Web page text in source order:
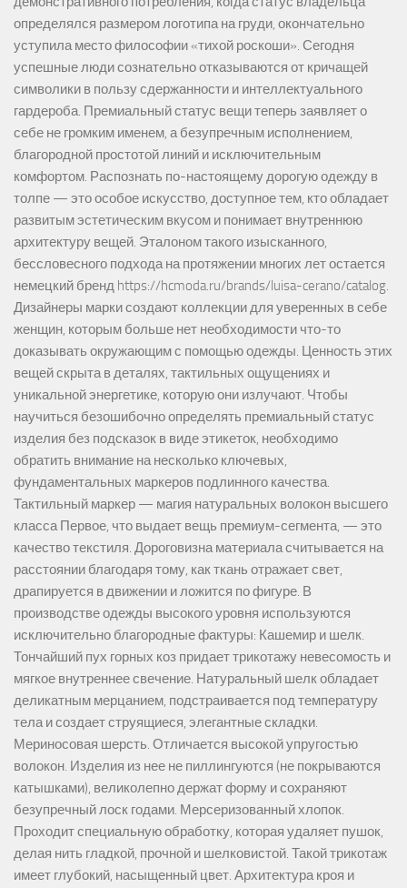
определялся размером логотипа на груди, окончательно
уступила место философии «тихой роскоши». Сегодня
успешные люди сознательно отказываются от кричащей
символики в пользу сдержанности и интеллектуального
гардероба. Премиальный статус вещи теперь заявляет о
себе не громким именем, а безупречным исполнением,
благородной простотой линий и исключительным
комфортом. Распознать по-настоящему дорогую одежду в
толпе — это особое искусство, доступное тем, кто обладает
развитым эстетическим вкусом и понимает внутреннюю
архитектуру вещей. Эталоном такого изысканного,
бессловесного подхода на протяжении многих лет остается
немецкий бренд https://hcmoda.ru/brands/luisa-cerano/catalog.
Дизайнеры марки создают коллекции для уверенных в себе
женщин, которым больше нет необходимости что-то
доказывать окружающим с помощью одежды. Ценность этих
вещей скрыта в деталях, тактильных ощущениях и
уникальной энергетике, которую они излучают. Чтобы
научиться безошибочно определять премиальный статус
изделия без подсказок в виде этикеток, необходимо
обратить внимание на несколько ключевых,
фундаментальных маркеров подлинного качества.
Тактильный маркер — магия натуральных волокон высшего
класса Первое, что выдает вещь премиум-сегмента, — это
качество текстиля. Дороговизна материала считывается на
расстоянии благодаря тому, как ткань отражает свет,
драпируется в движении и ложится по фигуре. В
производстве одежды высокого уровня используются
исключительно благородные фактуры: Кашемир и шелк.
Тончайший пух горных коз придает трикотажу невесомость и
мягкое внутреннее свечение. Натуральный шелк обладает
деликатным мерцанием, подстраивается под температуру
тела и создает струящиеся, элегантные складки.
Мериносовая шерсть. Отличается высокой упругостью
волокон. Изделия из нее не пиллингуются (не покрываются
катышками), великолепно держат форму и сохраняют
безупречный лоск годами. Мерсеризованный хлопок.
Проходит специальную обработку, которая удаляет пушок,
делая нить гладкой, прочной и шелковистой. Такой трикотаж
имеет глубокий, насыщенный цвет. Архитектура кроя и